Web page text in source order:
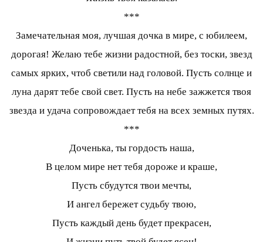
***
Замечательная моя, лучшая дочка в мире, с юбилеем,
дорогая! Желаю тебе жизни радостной, без тоски, звезд
самых ярких, чтоб светили над головой. Пусть солнце и
луна дарят тебе свой свет. Пусть на небе зажжется твоя
звезда и удача сопровождает тебя на всех земных путях.
***
Доченька, ты гордость наша,
В целом мире нет тебя дороже и краше,
Пусть сбудутся твои мечты,
И ангел бережет судьбу твою,
Пусть каждый день будет прекрасен,